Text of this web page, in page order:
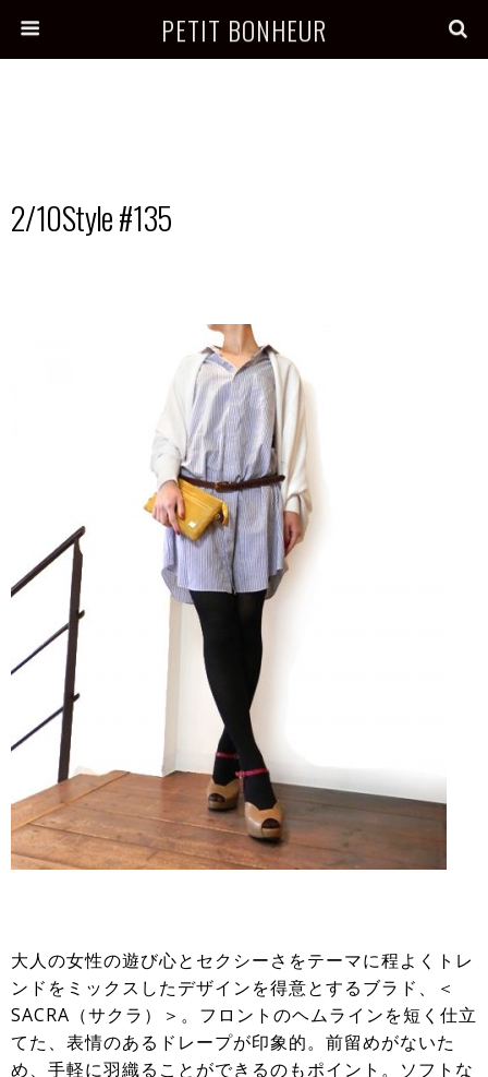
PETIT BONHEUR
2/10Style #135
大人の女性の遊び心とセクシーさをテーマに程よくトレ
ンドをミックスしたデザインを得意とするブラド、＜
SACRA（サクラ）＞。フロントのヘムラインを短く仕立
てた、表情のあるドレープが印象的。前留めがないた
め、手軽に羽織ることができるのもポイント。ソフトな